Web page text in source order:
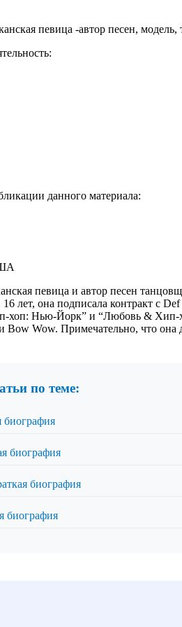
певица -автор песен, модель,
данного материала:
певица и автор песен
лет, она подписала контракт с
хоп: Нью-Йорк” и “Любовь & Хип-
Bow Wow. Примечательно, что она
по теме:
биография
биография
биография
биография